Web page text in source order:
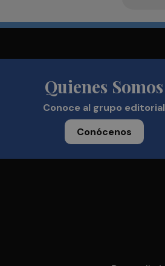
Quienes Somos
Conoce al grupo editorial
Conócenos